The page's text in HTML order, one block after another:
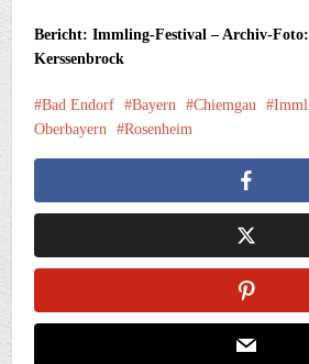
Bericht: Immling-Festival – Archiv-Foto:
Kerssenbrock
Bad Endorf Bayern Chiemgau
Oberbayern
Rosenheim